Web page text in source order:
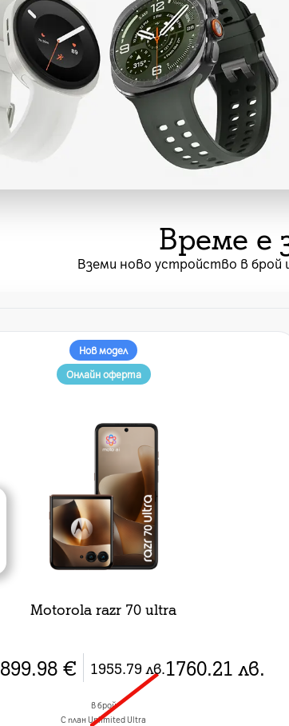
Време е
Вземи ново устройство в брой
Нов модел
Онлайн оферта
Motorola razr 70 ultra
899.98 € 1955.79 лв.1760.21 лв.
в брой
C план Unlimited Ultra